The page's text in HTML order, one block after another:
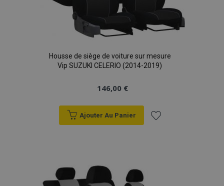
Housse de siège de voiture sur mesure
Vip SUZUKI CELERIO (2014-2019)
146,00 €
Ajouter Au Panier